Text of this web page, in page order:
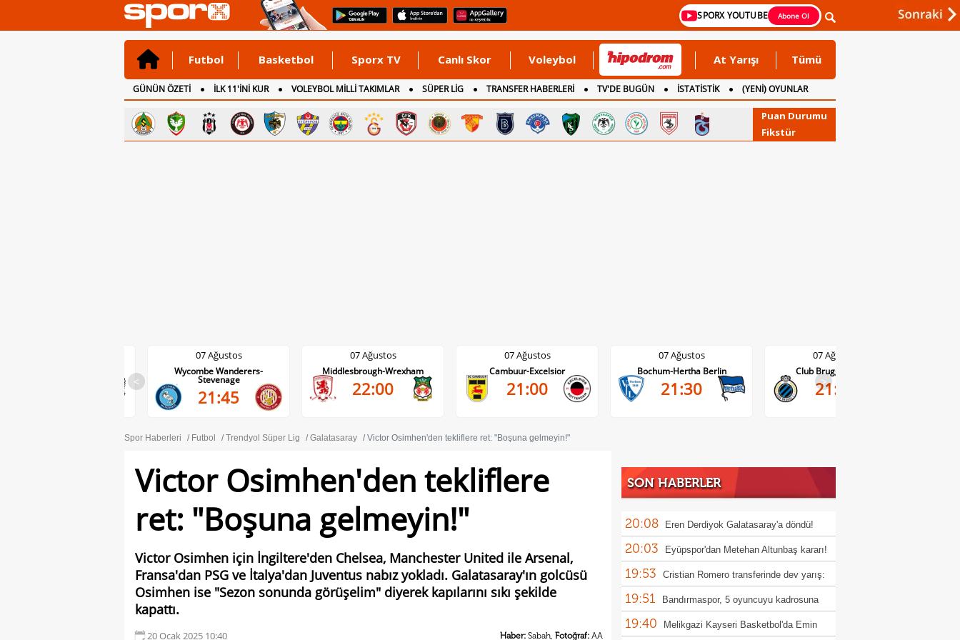
SPORX YOUTUBE Abone Ol
Futbol Basketbol Sporx TV Canlı Skor Voleybol At Yarışı Tümü
GÜNÜN ÖZETİ İLK 11'İNİ KUR VOLEYBOL MİLLİ TAKIMLAR SÜPER LİG TRANSFER HABERLERİ TV'DE BUGÜN İSTATİSTİK
(YENİ) OYUNLAR
CANLI ANLATIM
İNGİLTERE
Puan Durumu
Fikstür
<
07 Ağustos
Wycombe Wanderers-
Stevenage
21:45
07 Ağustos
Middlesbrough-Wrexham
22:00
07 Ağustos
Cambuur-Excelsior
21:00
07 Ağustos
Bochum-Hertha Berlin
21:30
07 Ağustos
Club Brugge-Kortrijk
21:45
>
Spor Haberleri Futbol Trendyol Süper Lig Galatasaray Victor Osimhen'den tekliflere ret: "Boşuna gelmeyin!"
Victor Osimhen'den tekliflere
ret: "Boşuna gelmeyin!"
Victor Osimhen için İngiltere'den Chelsea, Manchester United ile Arsenal,
Fransa'dan PSG ve İtalya'dan Juventus nabız yokladı. Galatasaray'ın golcüsü
Osimhen ise "Sezon sonunda görüşelim" diyerek kapılarını sıkı şekilde
kapattı.
20 Ocak 2025 10:40 Haber: Sabah, Fotoğraf: AA
SON HABERLER
20:08 Eren Derdiyok Galatasaray'a döndü!
20:03 Eyüpspor'dan Metehan Altunbaş kararı!
19:53 Cristian Romero transferinde dev yarış:
Inter, Atletico Madrid ve Arsenal
19:51 Bandırmaspor, 5 oyuncuyu kadrosuna
kattı!
19:40 Melikgazi Kayseri Basketbol'da Emin